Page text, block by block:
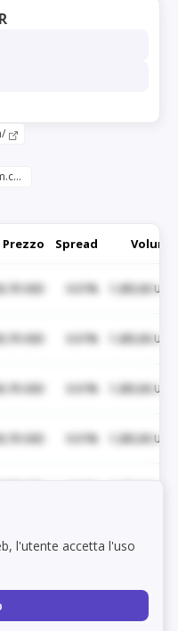
l'utente accetta l'uso
https://www.instagram.com/lets_zizle/
Prezzo Spread Volume
USD 0.01% 1.285,06 USD
USD 0.01% 1.285,06 USD
USD 0.01% 1.285,06 USD
USD 0.01% 1.285,06 USD
USD 0.01% 1.285,06 USD
USD 0.01% 1.285,06 USD